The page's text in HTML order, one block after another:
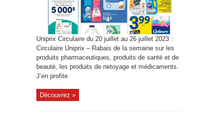
Uniprix Circulaire du 20 juillet au 26 juillet 2023 :
Circulaire Uniprix – Rabais de la semaine sur les
produits pharmaceutiques, produits de santé et de
beauté, les produits de netoyage et médicaments.
J’en profite
Découvrez »